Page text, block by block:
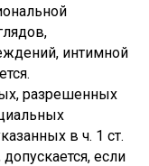
интимной
разрешенных
в ч. 1 ст.
если